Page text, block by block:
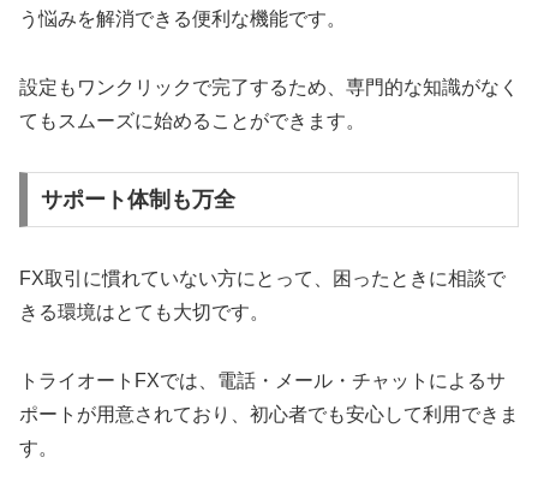
う悩みを解消できる便利な機能です。
設定もワンクリックで完了するため、専門的な知識がなく
てもスムーズに始めることができます。
サポート体制も万全
FX取引に慣れていない方にとって、困ったときに相談で
きる環境はとても大切です。
トライオートFXでは、電話・メール・チャットによるサ
ポートが用意されており、初心者でも安心して利用できま
す。